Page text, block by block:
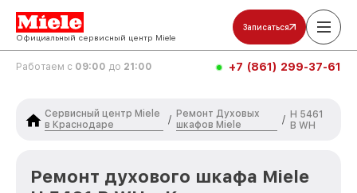
Официальный сервисный центр Miele
Записаться
Работаем с 09:00 до 21:00 +7 (861) 299-37-61
Сервисный центр Miele
в Краснодаре
/
Ремонт Духовых
шкафов Miele
/ H 5461
B WH
Ремонт духового шкафа Miele